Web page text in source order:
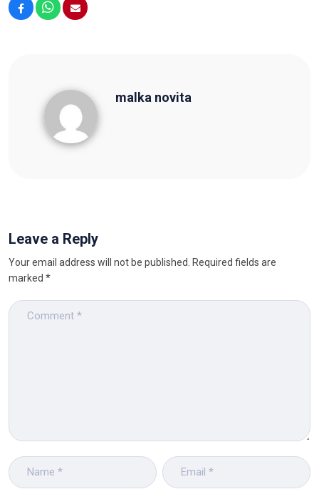
malka novita
Leave a Reply
Your email address will not be published. Required fields are
marked *